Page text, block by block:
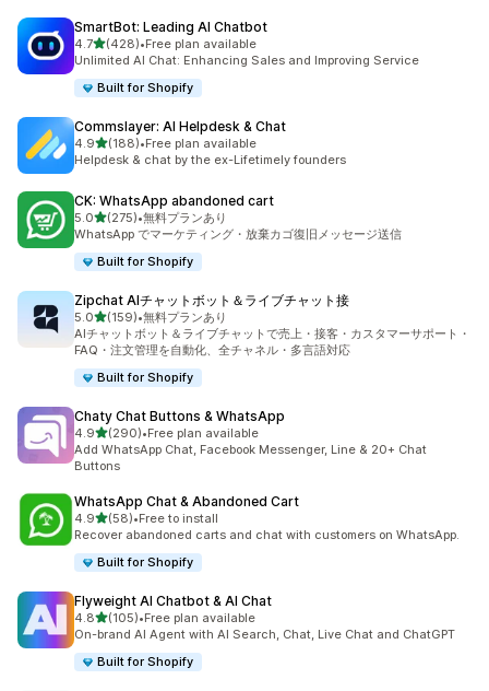
SmartBot: Leading AI Chatbot
4.75つ星中
(428)
合計レビュー数：428件
•Free plan available
Unlimited AI Chat: Enhancing Sales and Improving Service
Built for Shopify
Commslayer: AI Helpdesk & Chat
4.95つ星中
(188)
合計レビュー数：188件
•Free plan available
Helpdesk & chat by the ex-Lifetimely founders
CK: WhatsApp abandoned cart
5.05つ星中
(275)
合計レビュー数：275件
•無料プランあり
WhatsApp でマーケティング・放棄カゴ復旧メッセージ送信
Built for Shopify
Zipchat AIチャットボット＆ライブチャット接
5.05つ星中
(159)
合計レビュー数：159件
•無料プランあり
AIチャットボット＆ライブチャットで売上・接客・カスタマーサポート・
FAQ・注文管理を自動化、全チャネル・多言語対応
Built for Shopify
Chaty Chat Buttons & WhatsApp
4.95つ星中
(290)
合計レビュー数：290件
•Free plan available
Add WhatsApp Chat, Facebook Messenger, Line & 20+ Chat
Buttons
WhatsApp Chat & Abandoned Cart
4.95つ星中
(58)
合計レビュー数：58件
•Free to install
Recover abandoned carts and chat with customers on WhatsApp.
Built for Shopify
Flyweight AI Chatbot & AI Chat
4.85つ星中
(105)
合計レビュー数：105件
•Free plan available
On-brand AI Agent with AI Search, Chat, Live Chat and ChatGPT
Built for Shopify